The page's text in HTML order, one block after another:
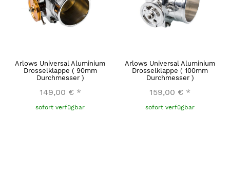
Arlows Universal Aluminium
Drosselklappe ( 90mm
Durchmesser )
149,00 € *
sofort verfügbar
Arlows Universal Aluminium
Drosselklappe ( 100mm
Durchmesser )
159,00 € *
sofort verfügbar